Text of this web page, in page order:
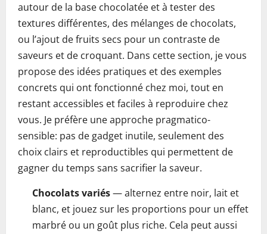
autour de la base chocolatée et à tester des
textures différentes, des mélanges de chocolats,
ou l’ajout de fruits secs pour un contraste de
saveurs et de croquant. Dans cette section, je vous
propose des idées pratiques et des exemples
concrets qui ont fonctionné chez moi, tout en
restant accessibles et faciles à reproduire chez
vous. Je préfère une approche pragmatico-
sensible: pas de gadget inutile, seulement des
choix clairs et reproductibles qui permettent de
gagner du temps sans sacrifier la saveur.
Chocolats variés— alternez entre noir, lait et
blanc, et jouez sur les proportions pour un effet
marbré ou un goût plus riche. Cela peut aussi